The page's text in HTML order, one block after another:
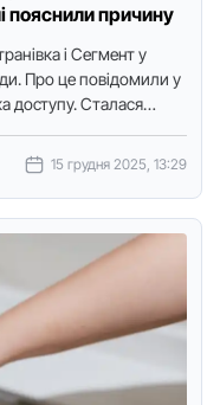
пояснили причину
і Сегмент у
Про це повідомили у
доступу. Сталася
15 грудня 2025, 13:29